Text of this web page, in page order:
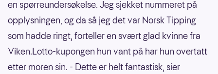
en spørreundersøkelse. Jeg sjekket nummeret på
opplysningen, og da så jeg det var Norsk Tipping
som hadde ringt, forteller en svært glad kvinne fra
Viken.Lotto-kupongen hun vant på har hun overtatt
etter moren sin. - Dette er helt fantastisk, sier